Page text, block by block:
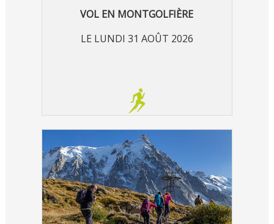
VOL EN MONTGOLFIÈRE
LE LUNDI 31 AOÛT 2026